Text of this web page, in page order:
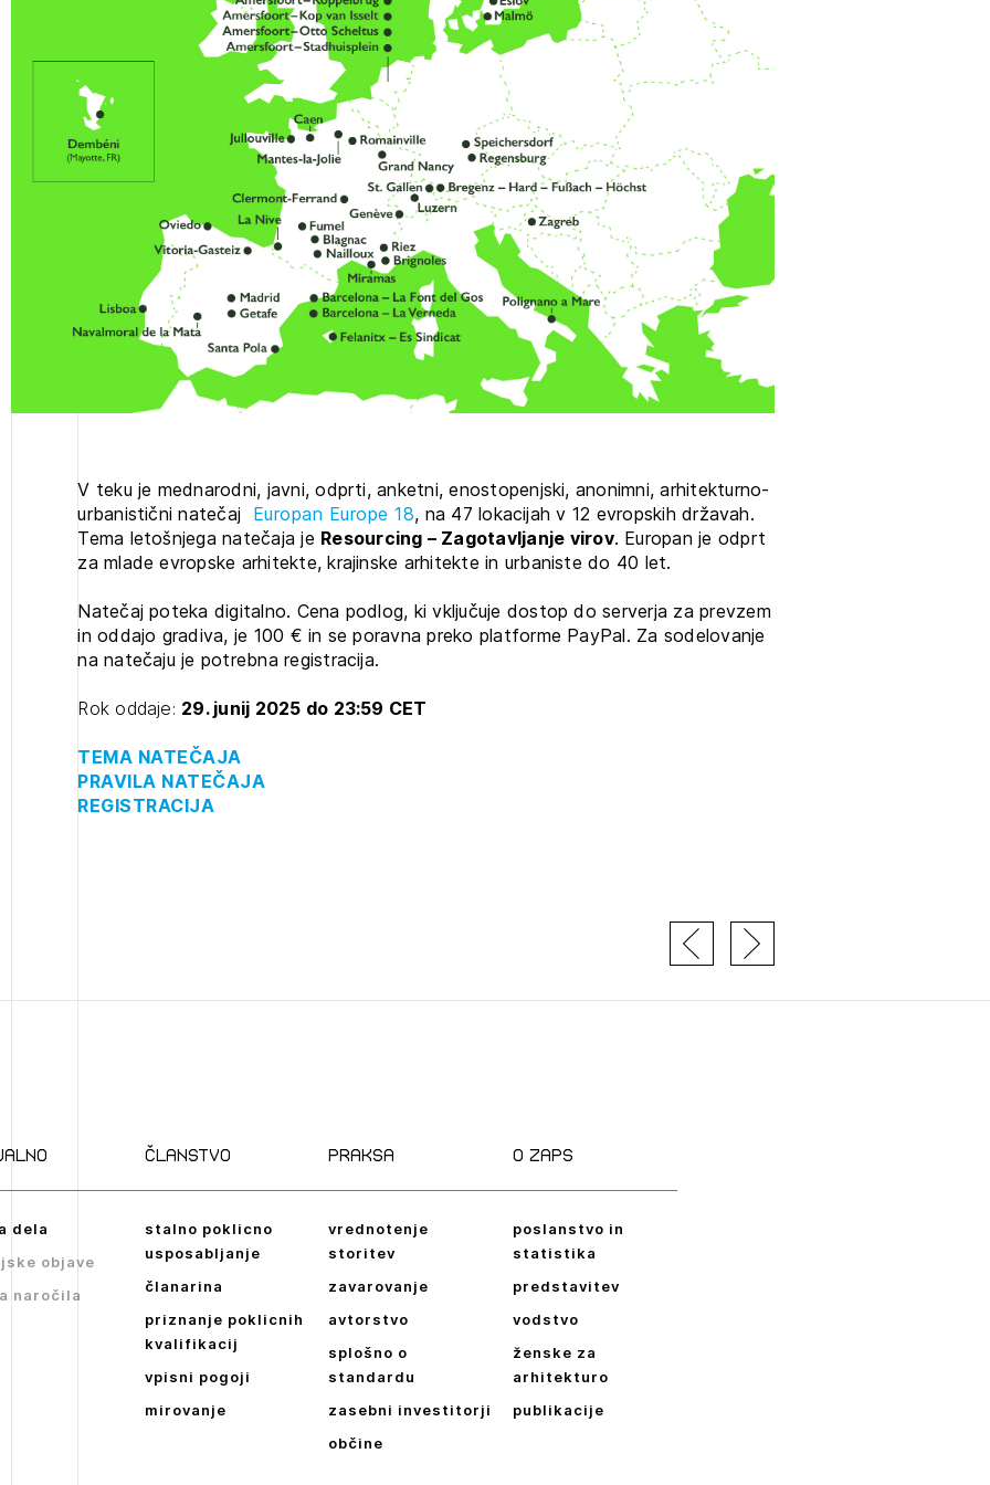
projektiranje
Strokovna pomoč
Za investitorje
Občinski
urbanisti
Izbrana vsebina je namenjena le ZAPS registriranim
uporabnikom. Da lahko do nje dostopate, se je
potrebno prijaviti.
se s svojim ZAPS uporabniškim imenom in geslom.
V teku je mednarodni, javni, odprti, anketni, enostopenjski, anonimni, arhitekturno-
urbanistični natečaj Europan Europe 18, na 47 lokacijah v 12 evropskih državah.
Tema letošnjega natečaja je Resourcing – Zagotavljanje virov. Europan je odprt
za mlade evropske arhitekte, krajinske arhitekte in urbaniste do 40 let.
Natečaj poteka digitalno. Cena podlog, ki vključuje dostop do serverja za prevzem
in oddajo gradiva, je 100 € in se poravna preko platforme PayPal. Za sodelovanje
na natečaju je potrebna registracija.
Rok oddaje: 29. junij 2025 do 23:59 CET
TEMA NATEČAJA
PRAVILA NATEČAJA
REGISTRACIJA
dela
objave
naročila
članstvo
stalno poklicno
usposabljanje
članarina
priznanje poklicnih
kvalifikacij
vpisni pogoji
mirovanje
praksa
vrednotenje
storitev
zavarovanje
avtorstvo
splošno o
standardu
zasebni investitorji
občine
O zaps
poslanstvo in
statistika
predstavitev
vodstvo
ženske za
arhitekturo
publikacije
na novičnik
na tekočem z novicami in se naročite na Novičnike.
svojo izbiro.
vam bomo pošiljali na vaš elektronski naslov.
Novičnik izobraževanj
Novičnik natečajev